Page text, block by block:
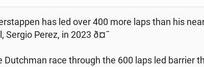
has led over 400 more laps than his
Sergio Perez, in 2023 ð¤¯
Dutch­man race through the 600 laps led barrier